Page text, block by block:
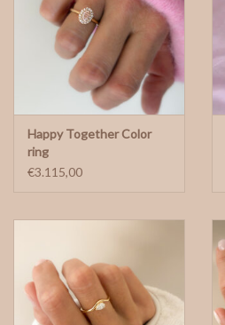
Happy Together Color
ring
€3.115,00